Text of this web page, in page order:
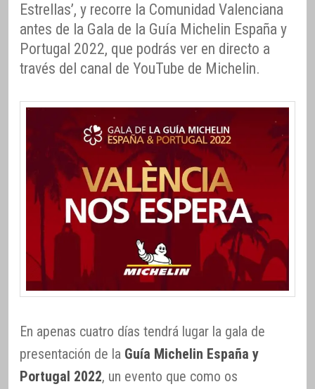
Estrellas’, y recorre la Comunidad Valenciana
antes de la Gala de la Guía Michelin España y
Portugal 2022, que podrás ver en directo a
través del canal de YouTube de Michelin.
En apenas cuatro días tendrá lugar la gala de
presentación de la Guía Michelin España y
Portugal 2022, un evento que como os